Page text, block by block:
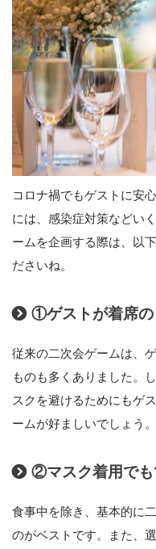
コロナ禍でもゲストに安
には、感染症対策などい
ームを企画する際は、以
ださいね。
①ゲストが着席の
従来の二次会ゲームは、
ものも多くありました。
スクを避けるためにもゲ
ームが好ましいでしょう。
②マスク着用でも
食事中を除き、基本的に
のがベストです。また、